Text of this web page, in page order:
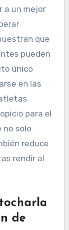
a un mejor
que
pueden
único
en las
para el
no solo
reduce
rendir al
de